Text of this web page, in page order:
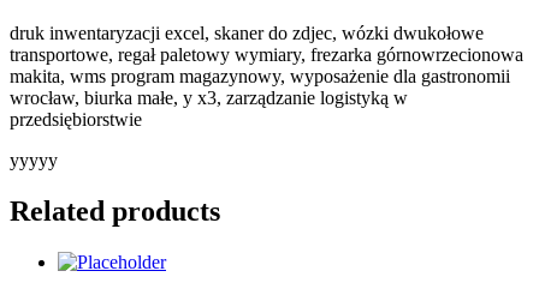
druk inwentaryzacji excel, skaner do zdjec, wózki dwukołowe
transportowe, regał paletowy wymiary, frezarka górnowrzecionowa
makita, wms program magazynowy, wyposażenie dla gastronomii
wrocław, biurka małe, y x3, zarządzanie logistyką w
przedsiębiorstwie
yyyyy
Related products